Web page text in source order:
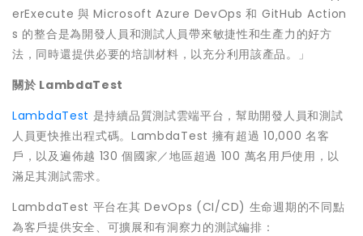
erExecute 與 Microsoft Azure DevOps 和 GitHub Action
s 的整合是為開發人員和測試人員帶來敏捷性和生產力的好方
法，同時還提供必要的培訓材料，以充分利用該產品。」
關於 LambdaTest
LambdaTest 是持續品質測試雲端平台，幫助開發人員和測試
人員更快推出程式碼。LambdaTest 擁有超過 10,000 名客
戶，以及遍佈越 130 個國家／地區超過 100 萬名用戶使用，以
滿足其測試需求。
LambdaTest 平台在其 DevOps (CI/CD) 生命週期的不同點
為客戶提供安全、可擴展和有洞察力的測試編排：